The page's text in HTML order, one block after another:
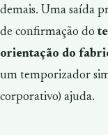
demais. Uma saída
de confirmação do
orientação do
um temporizador
corporativo) ajuda.